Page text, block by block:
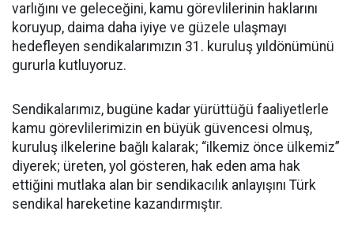
varlığını ve geleceğini, kamu görevlilerinin haklarını
koruyup, daima daha iyiye ve güzele ulaşmayı
hedefleyen sendikalarımızın 31. kuruluş yıldönümünü
gururla kutluyoruz.
Sendikalarımız, bugüne kadar yürüttüğü faaliyetlerle
kamu görevlilerimizin en büyük güvencesi olmuş,
kuruluş ilkelerine bağlı kalarak; “ilkemiz önce ülkemiz”
diyerek; üreten, yol gösteren, hak eden ama hak
ettiğini mutlaka alan bir sendikacılık anlayışını Türk
sendikal hareketine kazandırmıştır.